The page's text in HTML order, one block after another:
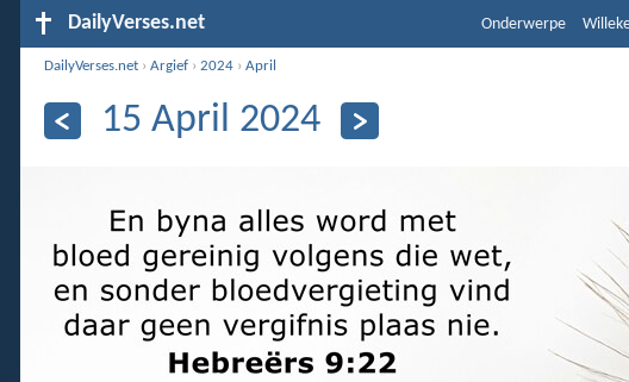
DailyVerses.net Onderwerpe
DailyVerses.net ›Argief ›2024 ›April
15 April 2024